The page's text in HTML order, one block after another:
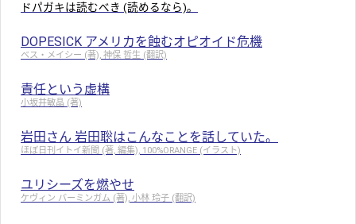
ドパガキは読むべき (読めるなら)。
DOPESICK アメリカを蝕むオピオイド危機
ベス・メイシー (著), 神保 哲生 (翻訳)
責任という虚構
小坂井敏晶 (著)
岩田さん 岩田聡はこんなことを話していた。
ほぼ日刊イトイ新聞 (著, 編集), 100%ORANGE (イラスト)
ユリシーズを燃やせ
ケヴィン バーミンガム (著), 小林 玲子 (翻訳)